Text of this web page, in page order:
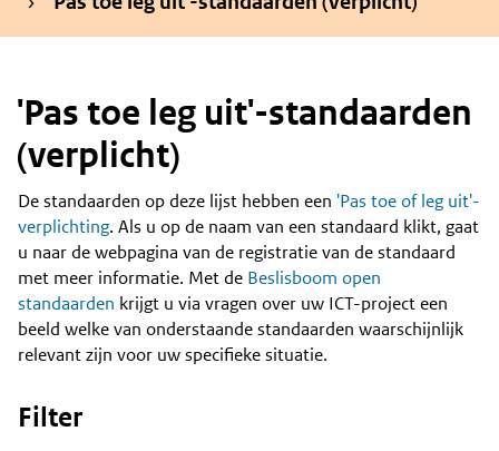
'Pas toe leg uit'-standaarden
(verplicht)
Content
De standaarden op deze lijst hebben een 'Pas toe of leg uit'-
verplichting. Als u op de naam van een standaard klikt, gaat
u naar de webpagina van de registratie van de standaard
met meer informatie. Met de Beslisboom open
standaarden krijgt u via vragen over uw ICT-project een
beeld welke van onderstaande standaarden waarschijnlijk
relevant zijn voor uw specifieke situatie.
Filter